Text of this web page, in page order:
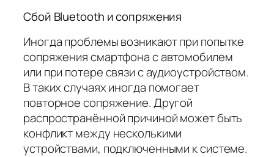
Сбой Bluetooth и сопряжения
Иногда проблемы возникают при попытке
сопряжения смартфона с автомобилем
или при потере связи с аудиоустройством.
В таких случаях иногда помогает
повторное сопряжение. Другой
распространённой причиной может быть
конфликт между несколькими
устройствами, подключенными к системе.